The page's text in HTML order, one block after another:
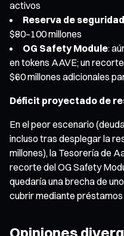
activos
Reserva de
$80–100 millones
OG Safety Module:
en tokens AAVE; un
$60 millones adicionales
Déficit proyectado de
En el peor escenario
incluso tras desplegar la
millones), la Tesorería de
recorte del OG Safety
quedaría una brecha de
cubrir mediante
Opiniones